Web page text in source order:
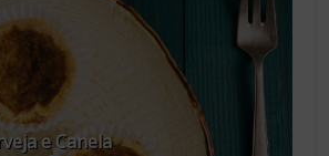
e Canela